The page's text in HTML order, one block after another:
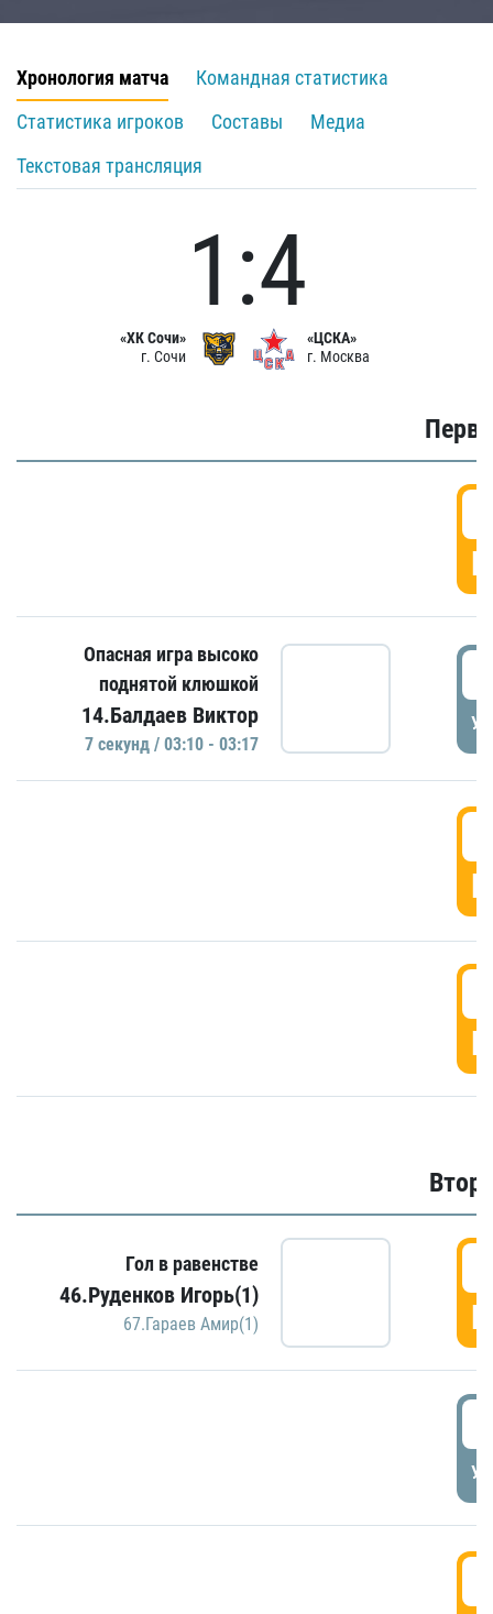
Хронология матча
Командная статистика
Статистика игроков
Составы
Медиа
Текстовая трансляция
«ХК Сочи»
г. Сочи
1:4
«ЦСКА»
г. Москва
Опасная игра высоко
поднятой клюшкой
14.Балдаев Виктор
7 секунд / 03:10 - 03:17
Гол в равенстве
46.Руденков Игорь(1)
67.Гараев Амир(1)